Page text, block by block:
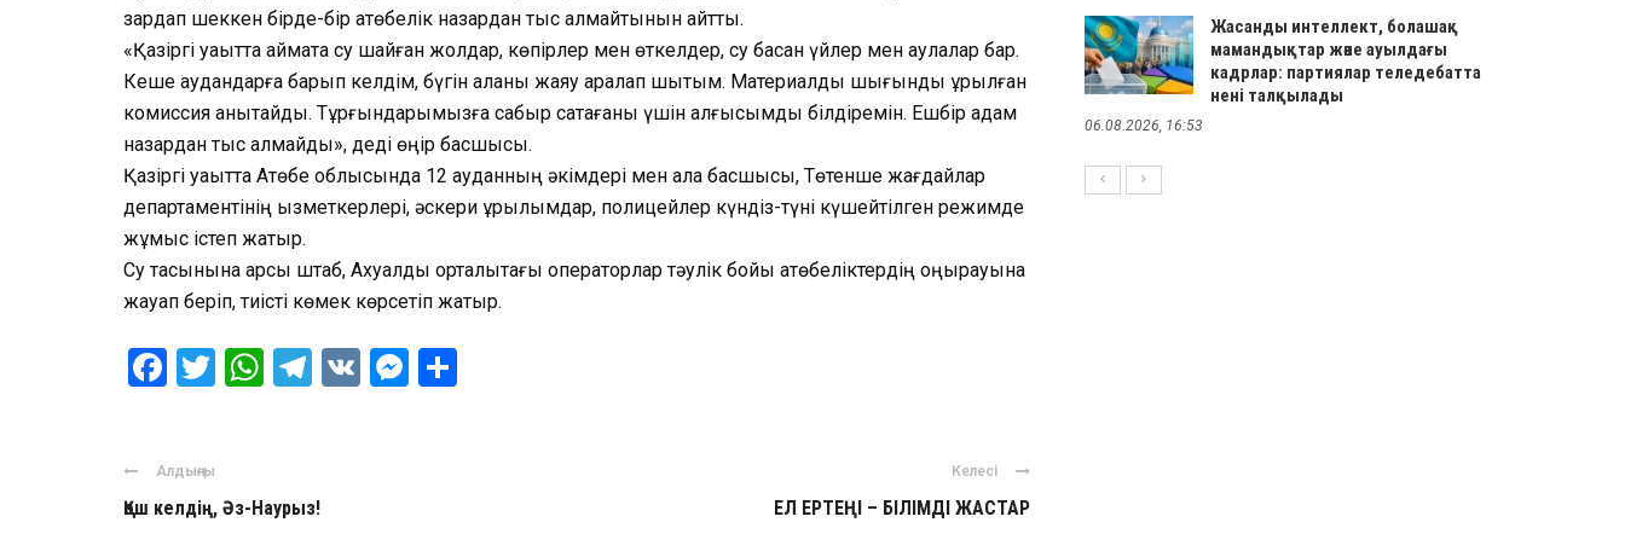
зардап шеккен бірде-бір ақтөбелік назардан тыс қалмайтынын айтты.
«Қазіргі уақытта аймақта су шайған жолдар, көпірлер мен өткелдер, су басқан үйлер мен аулалар бар.
Кеше аудандарға барып келдім, бүгін қаланы жаяу аралап шықтым. Материалдық шығынды құрылған
комиссия анықтайды. Тұрғындарымызға сабыр сақтағаны үшін алғысымды білдіремін. Ешбір адам
назардан тыс қалмайды», деді өңір басшысы.
Қазіргі уақытта Ақтөбе облысында 12 ауданның әкімдері мен қала басшысы, Төтенше жағдайлар
департаментінің қызметкерлері, әскери құрылымдар, полицейлер күндіз-түні күшейтілген режимде
жұмыс істеп жатыр.
Су тасқынына қарсы штаб, Ахуалдық орталықтағы операторлар тәулік бойы ақтөбеліктердің қоңырауына
жауап беріп, тиісті көмек көрсетіп жатыр.
Facebook
Twitter
WhatsApp
Telegram
VK Messenger
Алдыңғы
Қош келдің, Әз-Наурыз!
Келесі
ЕЛ ЕРТЕҢІ – БІЛІМДІ ЖАСТАР
Жасанды интеллект, болашақ
мамандықтар және ауылдағы
кадрлар: партиялар теледебатта
нені талқылады
06.08.2026, 16:53